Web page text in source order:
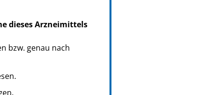
dieses Arzneimittels
bzw. genau nach